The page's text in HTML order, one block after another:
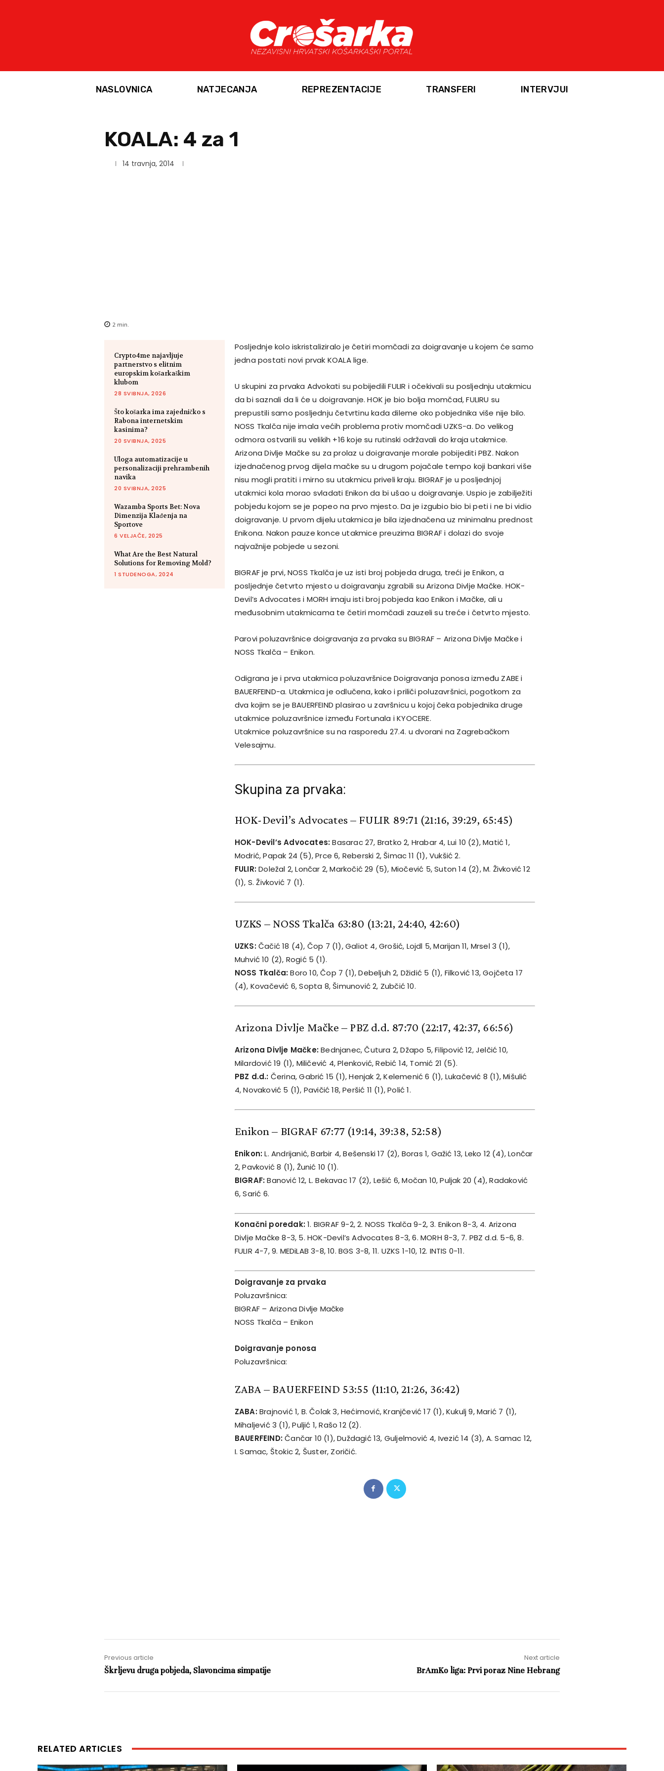
NASLOVNICA NATJECANJA REPREZENTACIJE TRANSFERI INTERVJUI
KOALA: 4 za 1
14 travnja, 2014
2 min.
Crypto4me najavljuje
partnerstvo s elitnim
europskim košarkaškim
klubom
28 SVIBNJA, 2026
Što košarka ima zajedničko s
Rabona internetskim
kasinima?
20 SVIBNJA, 2025
Uloga automatizacije u
personalizaciji prehrambenih
navika
20 SVIBNJA, 2025
Wazamba Sports Bet: Nova
Dimenzija Klađenja na
Sportove
6 VELJAČE, 2025
What Are the Best Natural
Solutions for Removing Mold?
1 STUDENOGA, 2024
Posljednje kolo iskristaliziralo je četiri momčadi za doigravanje u kojem će samo
jedna postati novi prvak KOALA lige.
U skupini za prvaka Advokati su pobijedili FULIR i očekivali su posljednju utakmicu
da bi saznali da li će u doigravanje. HOK je bio bolja momčad, FULIRU su
prepustili samo posljednju četvrtinu kada dileme oko pobjednika više nije bilo.
NOSS Tkalča nije imala većih problema protiv momčadi UZKS-a. Do velikog
odmora ostvarili su velikih +16 koje su rutinski održavali do kraja utakmice.
Arizona Divlje Mačke su za prolaz u doigravanje morale pobijediti PBZ. Nakon
izjednačenog prvog dijela mačke su u drugom pojačale tempo koji bankari više
nisu mogli pratiti i mirno su utakmicu priveli kraju. BIGRAF je u posljednjoj
utakmici kola morao svladati Enikon da bi ušao u doigravanje. Uspio je zabilježiti
pobjedu kojom se je popeo na prvo mjesto. Da je izgubio bio bi peti i ne bi vidio
doigravanje. U prvom dijelu utakmica je bila izjednačena uz minimalnu prednost
Enikona. Nakon pauze konce utakmice preuzima BIGRAF i dolazi do svoje
najvažnije pobjede u sezoni.
BIGRAF je prvi, NOSS Tkalča je uz isti broj pobjeda druga, treći je Enikon, a
posljednje četvrto mjesto u doigravanju zgrabili su Arizona Divlje Mačke. HOK-
Devil’s Advocates i MORH imaju isti broj pobjeda kao Enikon i Mačke, ali u
međusobnim utakmicama te četiri momčadi zauzeli su treće i četvrto mjesto.
Parovi poluzavršnice doigravanja za prvaka su BIGRAF – Arizona Divlje Mačke i
NOSS Tkalča – Enikon.
Odigrana je i prva utakmica poluzavršnice Doigravanja ponosa između ZABE i
BAUERFEIND-a. Utakmica je odlučena, kako i priliči poluzavršnici, pogotkom za
dva kojim se je BAUERFEIND plasirao u završnicu u kojoj čeka pobjednika druge
utakmice poluzavršnice između Fortunala i KYOCERE.
Utakmice poluzavršnice su na rasporedu 27.4. u dvorani na Zagrebačkom
Velesajmu.
Skupina za prvaka:
HOK-Devil’s Advocates – FULIR 89:71 (21:16, 39:29, 65:45)
HOK-Devil’s Advocates:Basarac 27, Bratko 2, Hrabar 4, Lui 10 (2), Matić 1,
Modrić, Papak 24 (5), Prce 6, Reberski 2, Šimac 11 (1), Vukšić 2.
FULIR:Doležal 2, Lončar 2, Markočić 29 (5), Miočević 5, Suton 14 (2), M. Živković 12
(1), S. Živković 7 (1).
UZKS – NOSS Tkalča 63:80 (13:21, 24:40, 42:60)
UZKS:Čačić 18 (4), Čop 7 (1), Galiot 4, Grošić, Lojdl 5, Marijan 11, Mrsel 3 (1),
Muhvić 10 (2), Rogić 5 (1).
NOSS Tkalča:Boro 10, Čop 7 (1), Debeljuh 2, Džidić 5 (1), Filković 13, Gojčeta 17
(4), Kovačević 6, Sopta 8, Šimunović 2, Zubčić 10.
Arizona Divlje Mačke – PBZ d.d. 87:70 (22:17, 42:37, 66:56)
Arizona Divlje Mačke:Bednjanec, Čutura 2, Džapo 5, Filipović 12, Jelčić 10,
Milardović 19 (1), Miličević 4, Plenković, Rebić 14, Tomić 21 (5).
PBZ d.d.: Čerina, Gabrić 15 (1), Henjak 2, Kelemenić 6 (1), Lukačević 8 (1), Mišulić
4, Novaković 5 (1), Pavičić 18, Peršić 11 (1), Polić 1.
Enikon – BIGRAF 67:77 (19:14, 39:38, 52:58)
Enikon:L. Andrijanić, Barbir 4, Bešenski 17 (2), Boras 1, Gažić 13, Leko 12 (4), Lončar
2, Pavković 8 (1), Žunić 10 (1).
BIGRAF:Banović 12, L. Bekavac 17 (2), Lešić 6, Močan 10, Puljak 20 (4), Radaković
6, Sarić 6.
Konačni poredak:1. BIGRAF 9-2, 2. NOSS Tkalča 9-2, 3. Enikon 8-3, 4. Arizona
Divlje Mačke 8-3, 5. HOK-Devil’s Advocates 8-3, 6. MORH 8-3, 7. PBZ d.d. 5-6, 8.
FULIR 4-7, 9. MEDiLAB 3-8, 10. BGS 3-8, 11. UZKS 1-10, 12. INTIS 0-11.
Doigravanje za prvaka
Poluzavršnica:
BIGRAF – Arizona Divlje Mačke
NOSS Tkalča – Enikon
Doigravanje ponosa
Poluzavršnica:
ZABA – BAUERFEIND 53:55 (11:10, 21:26, 36:42)
ZABA:Brajnović 1, B. Čolak 3, Hećimović, Kranjčević 17 (1), Kukulj 9, Marić 7 (1),
Mihaljević 3 (1), Puljić 1, Rašo 12 (2).
BAUERFEIND:Čančar 10 (1), Duždagić 13, Guljelmović 4, Ivezić 14 (3), A. Samac 12,
I. Samac, Štokic 2, Šuster, Zoričić.
Previous article
Škrljevu druga pobjeda, Slavoncima simpatije
Next article
BrAmKo liga: Prvi poraz Nine Hebrang
RELATED ARTICLES